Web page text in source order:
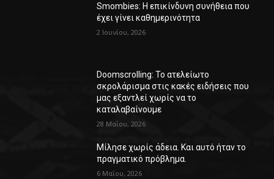
Smombies: Η επικίνδυνη συνήθεια που
έχει γίνει καθημερινότητα
2 Ιουνίου, 2026
Doomscrolling: Το ατελείωτο
σκρολάρισμα στις κακές ειδήσεις που
μας εξαντλεί χωρίς να το
καταλαβαίνουμε
28 Μαΐου, 2026
Μίλησε χωρίς άδεια. Και αυτό ήταν το
πραγματικό πρόβλημα.
6 Μαΐου, 2026